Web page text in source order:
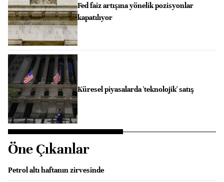
Fed faiz artışına yönelik pozisyonlar
kapatılıyor
Küresel piyasalarda 'teknolojik' satış
Öne Çıkanlar
Petrol altı haftanın zirvesinde